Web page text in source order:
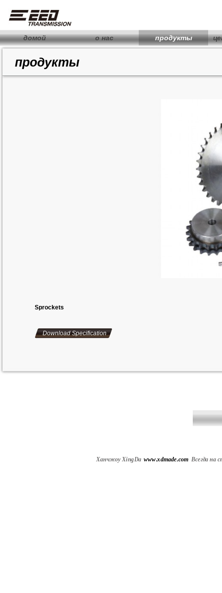
домой о нас продукты
продукты
Sprockets
Download Specification
Ханчжоу XingDawww.xdmade.com Всегда на